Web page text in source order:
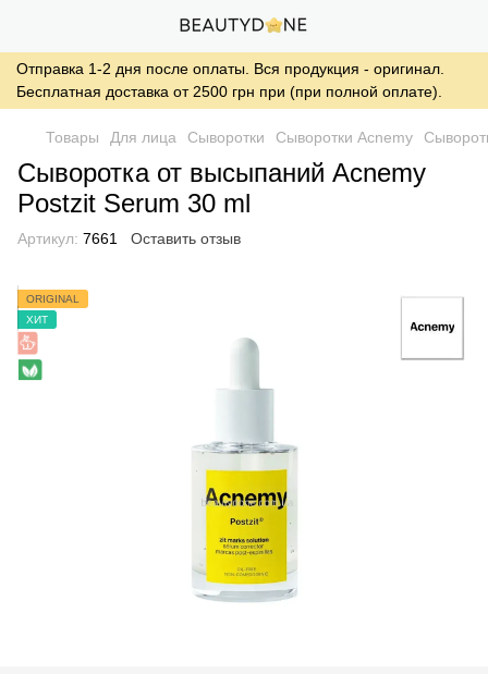
Отправка 1-2 дня после оплаты. Вся продукция - оригинал.
Бесплатная доставка от 2500 грн при (при полной оплате).
Товары Для лица Сыворотки Сыворотки Acnemy
Сыворотка от высыпаний Acnemy
Postzit Serum 30 ml
Артикул: 7661 Оставить отзыв
ORIGINAL
ХИТ